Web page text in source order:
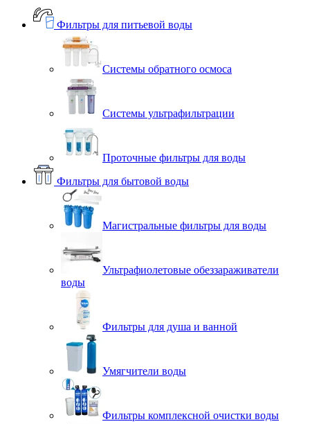
Фильтры для питьевой воды
Системы обратного осмоса
Системы ультрафильтрации
Проточные фильтры для воды
Фильтры для бытовой воды
Магистральные фильтры для воды
Ультрафиолетовые обеззараживатели
воды
Фильтры для душа и ванной
Умягчители воды
Фильтры комплексной очистки воды